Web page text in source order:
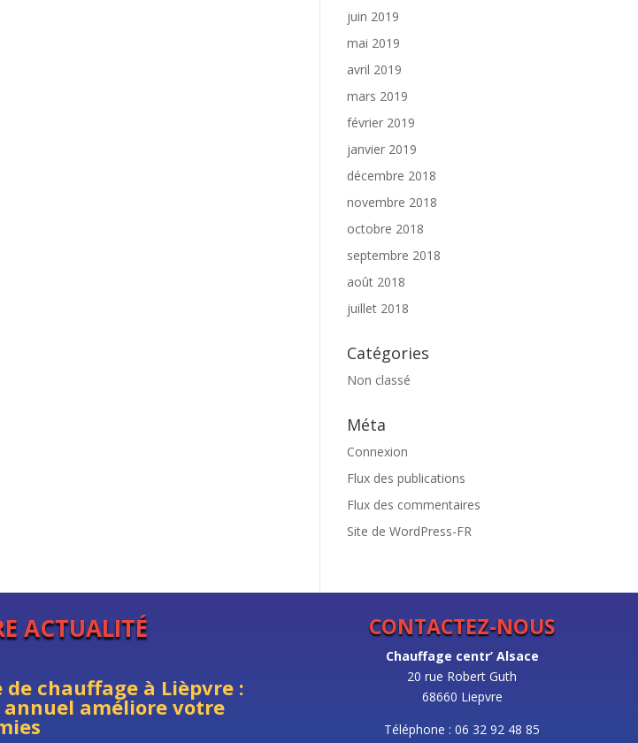
juin 2019
mai 2019
avril 2019
mars 2019
février 2019
janvier 2019
décembre 2018
novembre 2018
octobre 2018
septembre 2018
août 2018
juillet 2018
Catégories
Non classé
Méta
Connexion
Flux des publications
Flux des commentaires
Site de WordPress-FR
ACTUALITÉ
chauffage à Lièpvre :
améliore votre
CONTACTEZ-NOUS
Chauffage centr’ Alsace
20 rue Robert Guth
68660 Liepvre
Téléphone : 06 32 92 48 85